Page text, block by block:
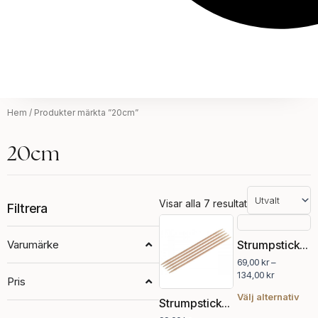
Hem / Produkter märkta ”20cm”
20cm
Filtrera
Varumärke
Pris
Visar alla 7 resultat
Strumpstickor bamboo 20 cm
Prisintervall:
99,00 kr
till
159,00 kr
här
produkten
flera
varianter.
De
Strumpstickor Basix Birch 20 cm
69,00kr –
134,00kr
69,00 kr
till
Välj alternativ